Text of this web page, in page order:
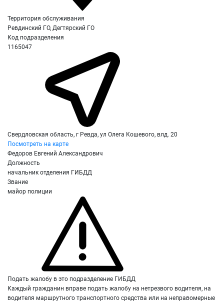
Территория обслуживания
Ревдинский ГО, Дегтярский ГО
Код подразделения
1165047
Свердловская область, г Ревда, ул Олега Кошевого, влд. 20
Посмотреть на карте
Федоров Евгений Александрович
Должность
начальник отделения ГИБДД
Звание
майор полиции
Подать жалобу в это подразделение ГИБДД
Каждый гражданин вправе подать жалобу на нетрезвого водителя, на
водителя маршрутного транспортного средства или на неправомерные